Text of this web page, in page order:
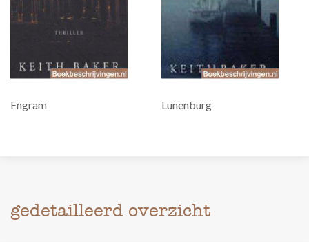
Engram Lunenburg
gedetailleerd overzicht